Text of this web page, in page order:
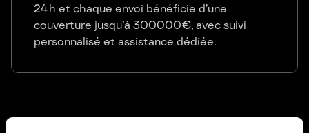
24 h et chaque envoi bénéficie d’une
couverture jusqu’à 300 000 €, avec suivi
personnalisé et assistance dédiée.